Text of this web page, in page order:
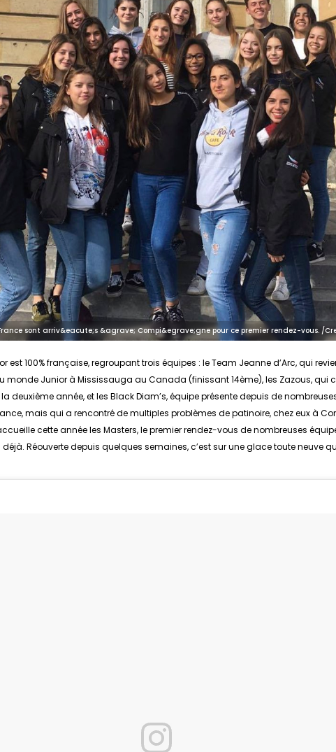
sont arriv&eacute;s &agrave; Compi&egrave;gne pour ce premier rendez-vous. /
est 100% française, regroupant trois équipes : le Team Jeanne d’Arc, qui
Junior à Mississauga au Canada (finissant 14ème), les Zazous, qui
deuxième année, et les Black Diam’s, équipe présente depuis de
mais qui a rencontré de multiples problèmes de patinoire, chez eux à
cette année les Masters, le premier rendez-vous de nombreuses
Réouverte depuis quelques semaines, c’est sur une glace toute neuve